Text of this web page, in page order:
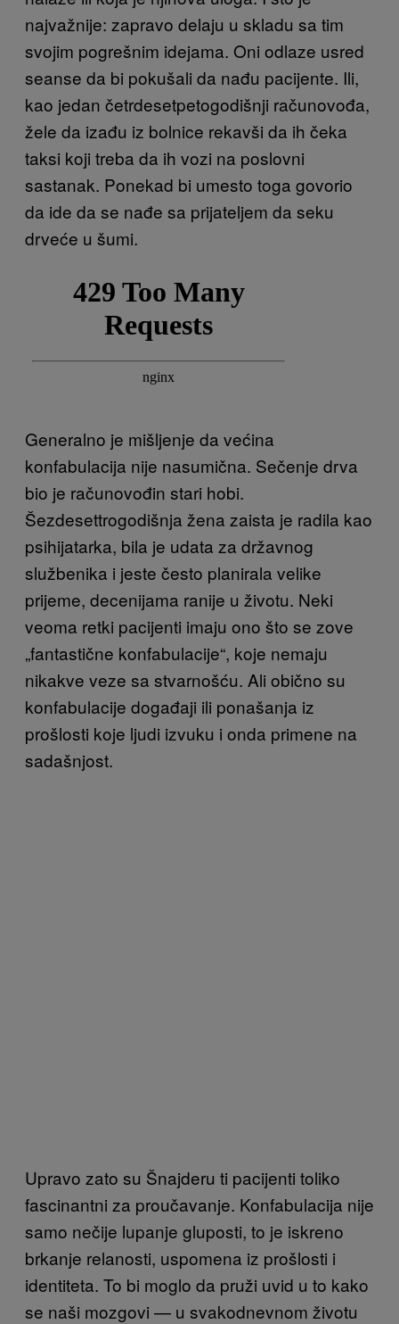
najvažnije: zapravo delaju u skladu sa tim
svojim pogrešnim idejama. Oni odlaze usred
seanse da bi pokušali da nađu pacijente. Ili,
kao jedan četrdesetpetogodišnji računovođa,
žele da izađu iz bolnice rekavši da ih čeka
taksi koji treba da ih vozi na poslovni
sastanak. Ponekad bi umesto toga govorio
da ide da se nađe sa prijateljem da seku
drveće u šumi.
Generalno je mišljenje da većina
konfabulacija nije nasumična. Sečenje drva
bio je računovođin stari hobi.
Šezdesettrogodišnja žena zaista je radila kao
psihijatarka, bila je udata za državnog
službenika i jeste često planirala velike
prijeme, decenijama ranije u životu. Neki
veoma retki pacijenti imaju ono što se zove
„fantastične konfabulacije“, koje nemaju
nikakve veze sa stvarnošću. Ali obično su
konfabulacije događaji ili ponašanja iz
prošlosti koje ljudi izvuku i onda primene na
sadašnjost.
Upravo zato su Šnajderu ti pacijenti toliko
fascinantni za proučavanje. Konfabulacija nije
samo nečije lupanje gluposti, to je iskreno
brkanje relanosti, uspomena iz prošlosti i
identiteta. To bi moglo da pruži uvid u to kako
se naši mozgovi — u svakodnevnom životu